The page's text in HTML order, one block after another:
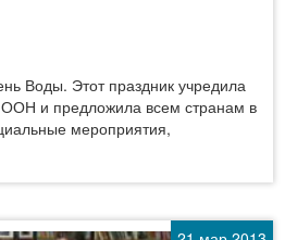
Воды. Этот праздник учредила
и предложила всем странам в
мероприятия,